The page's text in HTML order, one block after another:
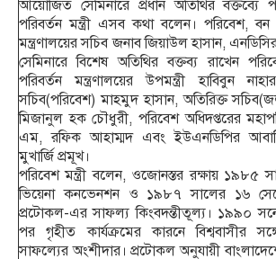
আয়োজিত সেমিনারে প্রধান অতিথির বক্তব্যে
পরিবর্তন মন্ত্রী এসব কথা বলেন। পরিবেশ,
মন্ত্রণালয়ের সচিব জনাব জিয়াউল হাসান,
সেমিনারে বিশেষ অতিথির বক্তব্য রাখেন
পরিবর্তন মন্ত্রণালয়ের উপমন্ত্রী হাবিবুন
সচিব(পরিবেশ) মাহমুদ হাসান, অতিরিক্ত
মিজানুল হক চৌধুরী, পরিবেশ অধিদপ্তরের
এম, রফিক আহাম্মদ এবং ইউএনডিপির
মুখার্জি প্রমূখ।
পরিবেশ মন্ত্রী বলেন, ওজোনস্তর রক্ষায় ১৯৮৫
ভিয়েনা কনভেনশন ও ১৯৮৭ সালের ১৬
প্রটোকল-এর সাফল্য কিংবদন্তীতূল্য। ১৯৯০
পর গৃহীত কার্যক্রমের কারনে বিশ্ববাসীর
সাফল্যের অংশীদার। প্রটোকল অনুযায়ী